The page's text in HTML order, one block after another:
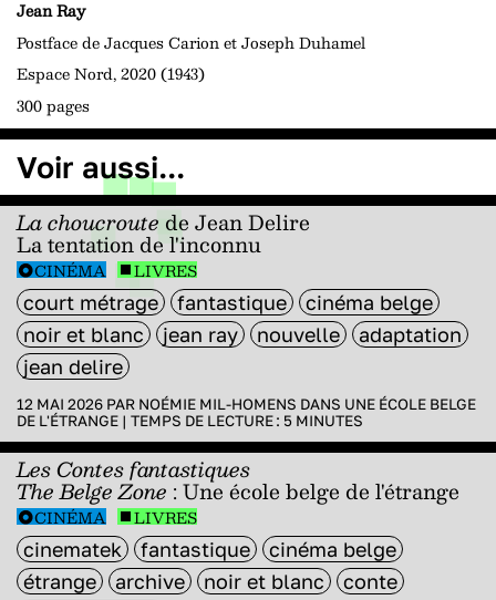
Jean Ray
Postface de Jacques Carion et Joseph Duhamel
Espace Nord, 2020 (1943)
300 pages
Voir aussi...
La choucroutede Jean Delire
La tentation de l'inconnu
CINÉMA LIVRES
court métrage fantastique
cinéma belge
noir et blanc
jean ray nouvelle
adaptation
jean delire
12 MAI 2026 PAR NOÉMIE MIL-HOMENS DANS UNE ÉCOLE BELGE
DE L'ÉTRANGE | TEMPS DE LECTURE : 5 MINUTES
Les Contes fantastiques
The Belge Zone : Une école belge de l'étrange
CINÉMA LIVRES
cinematek fantastique
cinéma belge
étrange
archive noir et blanc
conte